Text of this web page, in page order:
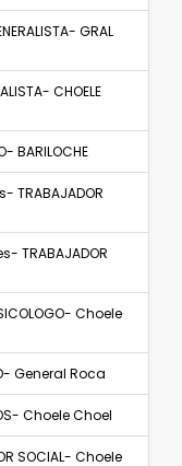
GRAL
CHOELE
BARILOCHE
TRABAJADOR
TRABAJADOR
Choele
General Roca
Choele Choel
SOCIAL- Choele